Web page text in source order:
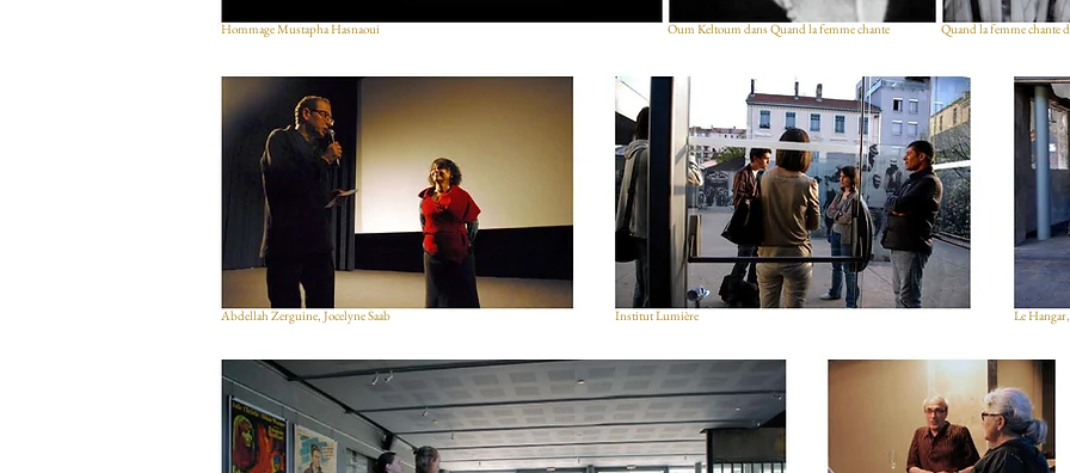
Oum Keltoum dansQuand la femme chante Quand la femme chante
Abdellah Zerguine, Jocelyne Saab
Hommage Mustapha Hasnaoui
Le
Institut Lumière